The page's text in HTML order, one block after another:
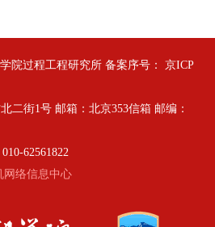
院过程工程研究所 备案序号： 京ICP
二街1号 邮箱：北京353信箱 邮编：
62561822
网络信息中心